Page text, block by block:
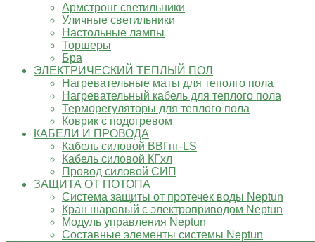
Армстронг светильники
Уличные светильники
Настольные лампы
Торшеры
Бра
ЭЛЕКТРИЧЕСКИЙ ТЕПЛЫЙ ПОЛ
Нагревательные маты для теполго пола
Нагревательный кабель для теплого пола
Терморегуляторы для теплого пола
Коврик с подогревом
КАБЕЛИ И ПРОВОДА
Кабель силовой ВВГнг-LS
Кабель силовой КГхл
Провод силовой СИП
ЗАЩИТА ОТ ПОТОПА
Система защиты от протечек воды Neptun
Кран шаровый с электроприводом Neptun
Модуль управления Neptun
Составные элементы системы Neptun